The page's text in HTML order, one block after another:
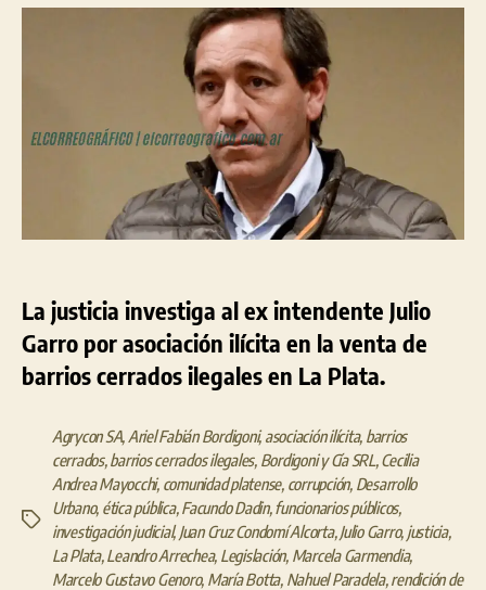
Julio
Garro
en
la
investigación
de
barrios
cerrados
ilegales
en
La justicia investiga al ex intendente Julio
Garro por asociación ilícita en la venta de
barrios cerrados ilegales en La Plata.
Etiquetas
Agrycon SA, Ariel Fabián Bordigoni, asociación ilícita, barrios
cerrados,barrios cerrados ilegales, Bordigoni y Cía SRL,Cecilia
Andrea Mayocchi, comunidad platense, corrupción, Desarrollo
Urbano, ética pública,Facundo Dadin,funcionarios públicos,
investigación judicial,Juan Cruz Condomí Alcorta,Julio Garro, justicia,
La Plata,Leandro Arrechea, Legislación, Marcela Garmendia,
Marcelo Gustavo Genoro, María Botta, Nahuel Paradela,rendición de